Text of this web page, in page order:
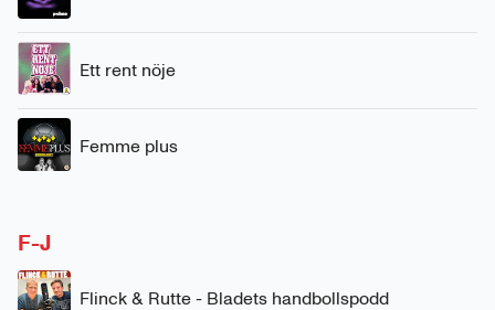
Ett rent nöje
Femme plus
F-J
Flinck & Rutte - Bladets handbollspodd